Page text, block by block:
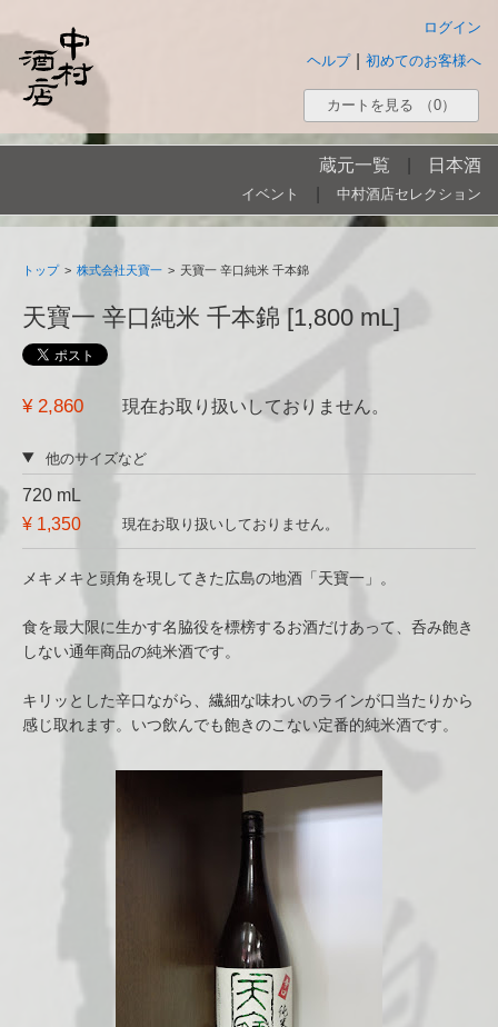
ログイン
初めてのお客様へ
ヘルプ
カートを見る （0）
蔵元一覧 日本酒
イベント 中村酒店セレクション
トップ > 株式会社天寶一 > 天寶一 辛口純米 千本錦
天寶一 辛口純米 千本錦 [1,800 mL]
¥ 2,860 現在お取り扱いしておりません。
他のサイズなど
720 mL
¥ 1,350
現在お取り扱いしておりません。
メキメキと頭角を現してきた広島の地酒「天寶一」。
食を最大限に生かす名脇役を標榜するお酒だけあって、呑み飽き
しない通年商品の純米酒です。
キリッとした辛口ながら、繊細な味わいのラインが口当たりから
感じ取れます。いつ飲んでも飽きのこない定番的純米酒です。